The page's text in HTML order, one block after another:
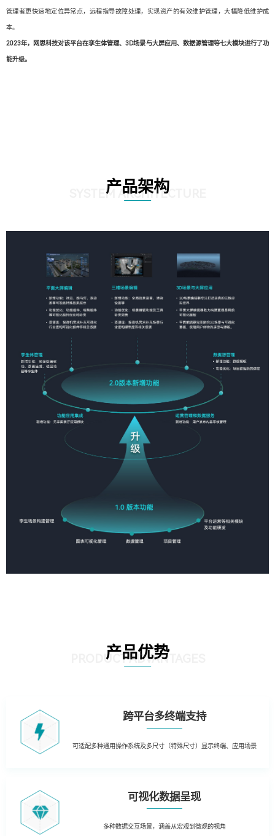
管理者更快速地定位异常点，远程指导故障处理，实现资产的有效维护管理，大幅降低维护成
本。
2023年，网思科技对该平台在孪生体管理、3D场景与大屏应用、数据源管理等七大模块进行了功
能升级。
产品架构
SYSTEM ARCHITECTURE
产品优势
PRODUCT ADVANTAGES
跨平台多终端支持
可适配多种通用操作系统及多尺寸（特殊尺寸）显示终端、应用场景
可视化数据呈现
多种数据交互场景，涵盖从宏观到微观的视角